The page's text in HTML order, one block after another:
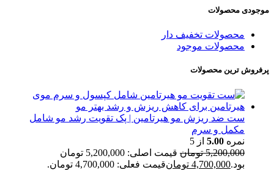
موجودی محصولات
محصولات تخفیف دار
محصولات موجود
پرفروش ترین محصولات
ست ضد ریزش مو هیرتامین | پک تقویت رشد مو شامل
مکمل و سرم
نمره 5.00 از 5
5,200,000 تومان
قیمت اصلی: 5,200,000 تومان
بود.4,700,000 تومانقیمت فعلی: 4,700,000 تومان.